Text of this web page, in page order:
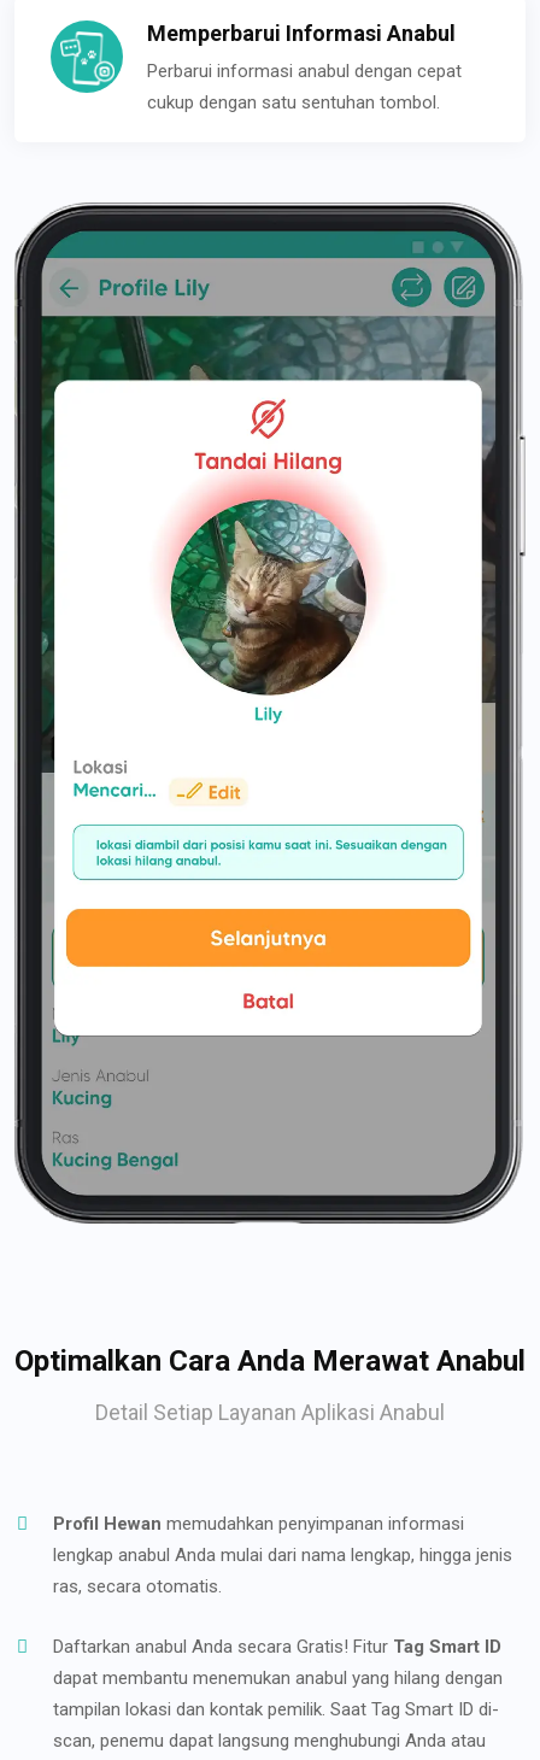
Memperbarui Informasi Anabul
Perbarui informasi anabul dengan cepat
cukup dengan satu sentuhan tombol.
Optimalkan Cara Anda Merawat Anabul
Detail Setiap Layanan Aplikasi Anabul
Profil Hewan memudahkan penyimpanan informasi
lengkap anabul Anda mulai dari nama lengkap, hingga jenis
ras, secara otomatis.
Daftarkan anabul Anda secara Gratis! Fitur Tag Smart ID
dapat membantu menemukan anabul yang hilang dengan
tampilan lokasi dan kontak pemilik. Saat Tag Smart ID di-
scan, penemu dapat langsung menghubungi Anda atau